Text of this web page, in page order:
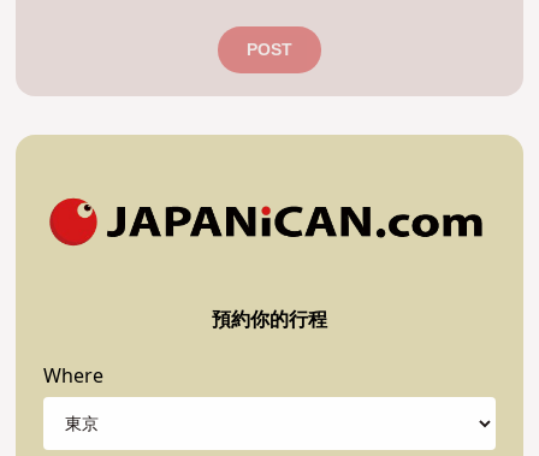
POST
預約你的行程
Where